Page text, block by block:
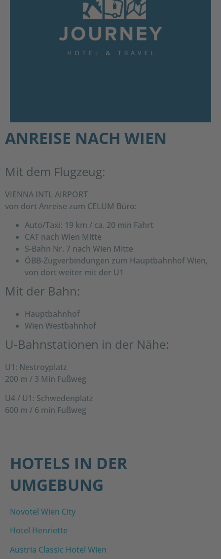
ANREISE NACH WIEN
Mit dem Flugzeug:
VIENNA INTL AIRPORT
von dort Anreise zum CELUM Büro:
Auto/Taxi: 19 km / ca. 20 min Fahrt
CAT nach Wien Mitte
S-Bahn Nr. 7 nach Wien Mitte
ÖBB-Zugverbindungen zum Hauptbahnhof Wien,
von dort weiter mit der U1
Mit der Bahn:
Hauptbahnhof
Wien Westbahnhof
U-Bahnstationen in der Nähe:
U1: Nestroyplatz
200 m / 3 Min Fußweg
U4 / U1: Schwedenplatz
600 m / 6 min Fußweg
HOTELS IN DER
UMGEBUNG
Novotel Wien City
Hotel Henriette
Austria Classic Hotel Wien